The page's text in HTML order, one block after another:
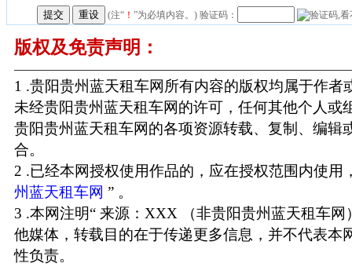
(注“ ！ ”为必填内容。) 验证码：
版权及免责声明：
1 .贵阳贵州蓝天租车网所有内容的版权均属于作者
未经贵阳贵州蓝天租车网的许可，任何其他个人或
贵阳贵州蓝天租车网的各项资源转载、复制、编辑
合。
2 .已经本网授权使用作品的，应在授权范围内使用
州蓝天租车网 ” 。
3 .本网注明“ 来源：XXX （非贵阳贵州蓝天租车网
他媒体，转载目的在于传递更多信息，并不代表本
性负责。